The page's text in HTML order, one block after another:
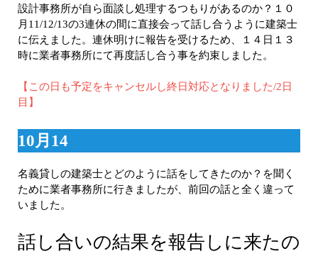
設計事務所が自ら面談し処理するつもりがあるのか？１０
月11/12/13の3連休の間に直接会って話し合うように建築士
に伝えました。連休明けに報告を受けるため、１４日１３
時に業者事務所にて再度話し合う事を約束しました。
【この日も予定をキャンセルし終日対応となりました/2日
目】
10月14
名義貸しの建築士とどのように話をしてきたのか？を聞く
ために業者事務所に行きましたが、前回の話と全く違って
いました。
話し合いの結果を報告しに来たの